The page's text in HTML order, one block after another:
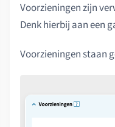
Voorzieningen zijn
Denk hierbij aan een
Voorzieningen staan